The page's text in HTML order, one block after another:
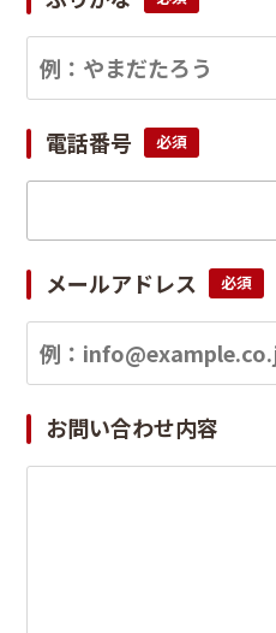
電話番号 必須
メールアドレス 必須
お問い合わせ内容